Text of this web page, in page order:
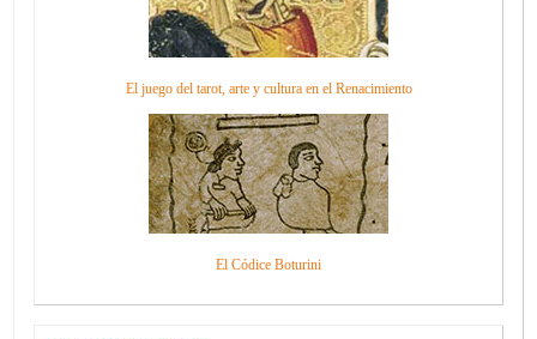
El juego del tarot, arte y cultura en el Renacimiento
El Códice Boturini